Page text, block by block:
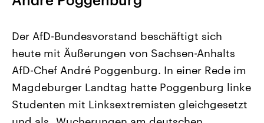
Landtagswahl Sachsen-Anhalt
2026
Alle Informationen
Sachsen-Anhalt wählt am 6.
September 2026 einen neuen
Landtag. Seit 2021 wird das
Bundesland von einer Koalition aus
USA
Aktuelle Beiträge,
Hintergründe
Wirtschaftlich und
gehören die Vereinigten
den mächtigsten Ländern
mit großem Einfluss auf
Der AfD-Bundesvorstand beschäftigt sich
heute mit Äußerungen von Sachsen-Anhalts
AfD-Chef André Poggenburg. In einer Rede im
Magdeburger Landtag hatte Poggenburg linke
Studenten mit Linksextremisten gleichgesetzt